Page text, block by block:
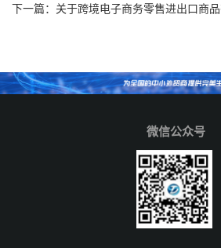
下一篇： 关于跨境电子商务零售进出口商
微信公众号